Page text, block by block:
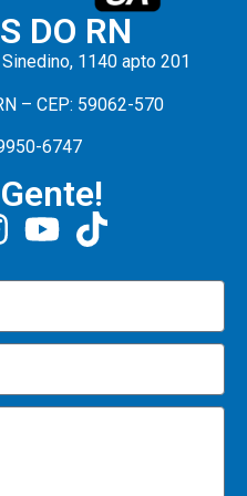
DO RN
1140 apto 201
– CEP: 59062-570
6747